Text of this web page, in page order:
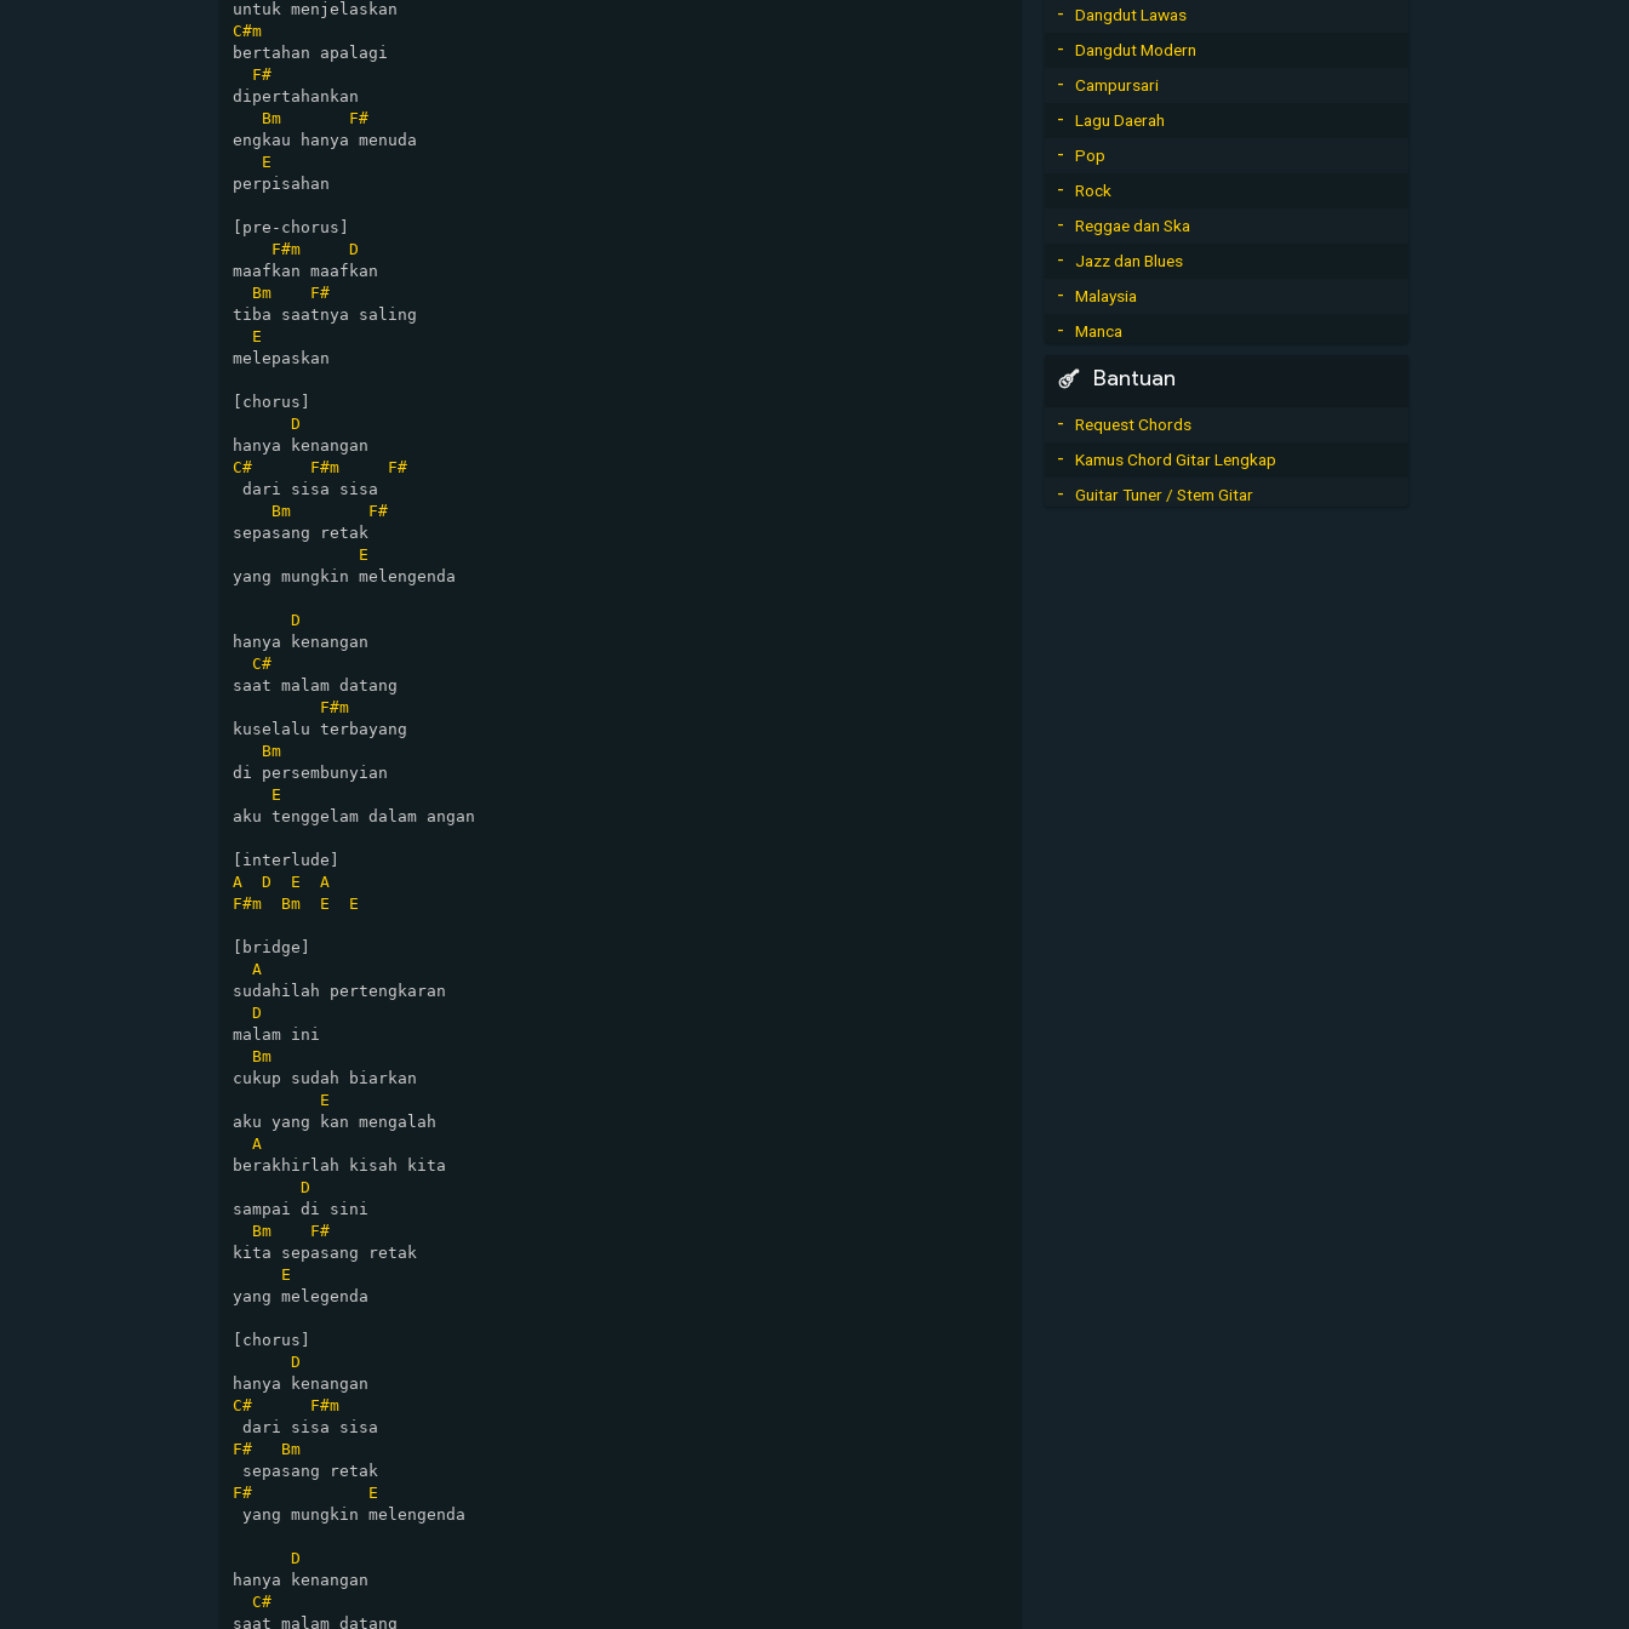
C#m
bertahan apalagi
F#
dipertahankan
Bm
F#
engkau hanya menuda
E
perpisahan
[pre-chorus]
F#m
D
maafkan maafkan
Bm
F#
tiba saatnya saling
E
melepaskan
[chorus]
D
C#
F#m
F#
dari sisa sisa
Bm
F#
sepasang retak
E
yang mungkin melengenda
D
hanya kenangan
C#
saat malam datang
F#m
kuselalu terbayang
Bm
di persembunyian
E
aku tenggelam dalam angan
A
D E
A
F#m
Bm E E
[bridge]
A
sudahilah pertengkaran
D
malam ini
Bm
cukup sudah biarkan
E
aku yang kan mengalah
A
berakhirlah kisah kita
D
sampai di sini
Bm
F#
kita sepasang retak
E
yang melegenda
[chorus]
D
C#
F#m
F#
Bm
F#
E
yang mungkin melengenda
D
hanya kenangan
C#
saat malam datang
Dangdut Lawas
Dangdut Modern
Campursari
Lagu Daerah
Pop
Rock
Reggae dan Ska
Jazz dan Blues
Malaysia
Manca
Bantuan
Request Chords
Kamus Chord Gitar Lengkap
Guitar Tuner / Stem Gitar